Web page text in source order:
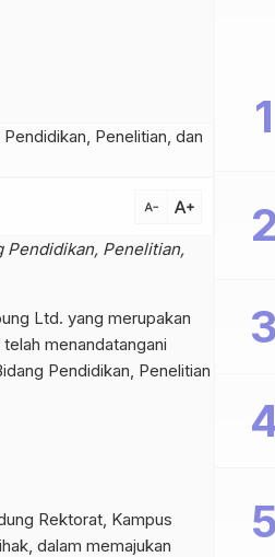
text_decrease text_increase
Pendidikan, Penelitian,
Ltd. yang merupakan
menandatangani
Pendidikan, Penelitian
Rektorat, Kampus
dalam memajukan